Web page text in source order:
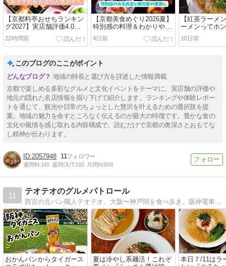
【京都料亭おせちランキン
グ2027】実店舗評価4.0以
上の人気店
22時間前
【京都美食めぐり2026夏】
特別感の料理＆わかりやす
い料金
4日前
【紅茶ラーメ
ーメンってホ
か？
10日前
このブログのここがポイント
地域の特長と選び方を詳述した情報満載
京都で楽しめる多彩なグルメと文化イベントをテーマに、実店舗の評価や
地元の隠れた名店情報を掘り下げて紹介します。ランキングや体験レポー
トを通じて、観光や日常のちょっとした贅沢を叶えるための選択肢を提
案。地域の魅力を余すところなく伝えるのが最大の特徴です。豊かな食の
文化や風情を感じ取れる内容構成で、読むだけで京都の奥深さとおもてな
し精神が伝わります。
2057948 11
週間IN:140 週間OUT:160 月間IN:600
11
テオテオのグルメパトロール
西宮の元パン職人テオテオ。大阪〜神戸間を食べ歩き。阪神電車公認パートナーブロガー、メシコレキュレーター、アメーバ公式トップブロガー、阪神チアフルライターも。
おかんパンからタイガース
夏は冷やし系麺活！これぞ
本日７/11はラ